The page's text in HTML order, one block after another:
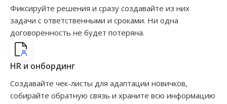
Фиксируйте решения и сразу создавайте из них
задачи с ответственными и сроками. Ни одна
договоренность не будет потеряна.
HR и онбординг
Создавайте чек-листы для адаптации новичков,
собирайте обратную связь и храните всю информацию